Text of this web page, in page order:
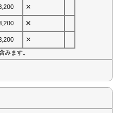
×
×
×
みます。